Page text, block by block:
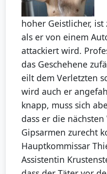
hoher Geistlicher, ist
als er von einem
attackiert wird.
das Geschehene
eilt dem Verletzten
wird auch er
knapp, muss sich
dass er die
Gipsarmen zurecht
Hauptkommissar
Assistentin